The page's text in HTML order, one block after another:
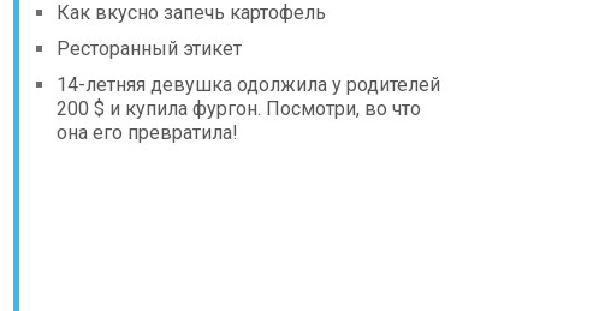
Как вкусно запечь картофель
Ресторанный этикет
14-летняя девушка одолжила у родителей
200 $ и купила фургон. Посмотри, во что
она его превратила!